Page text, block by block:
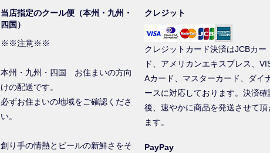
当店指定のクール便（本州・九州・
四国）
※※注意※※
本州・九州・四国 お住まいの方向
けの配送です。
必ずお住まいの地域をご確認くださ
い。
創り手の情熱とビールの新鮮さをそ
クレジット
クレジットカード決済はJCBカー
ド、アメリカンエキスプレス、
Aカード、マスターカード、ダイ
ースに対応しております。決済確
後、速やかに商品を発送させて頂
ます。
PayPay